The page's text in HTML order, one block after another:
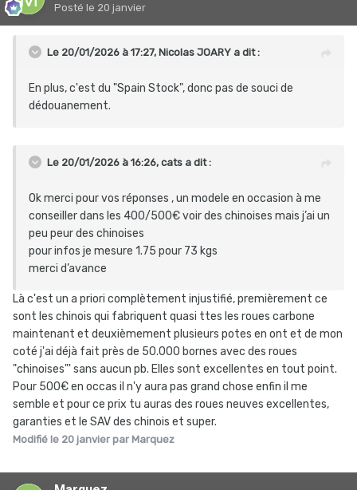
Posté le 20 janvier
Le 20/01/2026 à 17:27, Nicolas JOARY a dit :
En plus, c'est du "Spain Stock", donc pas de souci de
dédouanement.
Le 20/01/2026 à 16:26, cats a dit :
Ok merci pour vos réponses , un modele en occasion à me
conseiller dans les 400/500€ voir des chinoises mais j’ai un
peu peur des chinoises
pour infos je mesure 1.75 pour 73 kgs
merci d’avance
Là c'est un a priori complètement injustifié, premièrement ce
sont les chinois qui fabriquent quasi ttes les roues carbone
maintenant et deuxièmement plusieurs potes en ont et de mon
coté j'ai déjà fait près de 50.000 bornes avec des roues
"chinoises"' sans aucun pb. Elles sont excellentes en tout point.
Pour 500€ en occas il n'y aura pas grand chose enfin il me
semble et pour ce prix tu auras des roues neuves excellentes,
garanties et le SAV des chinois et super.
Modifié le 20 janvier par Marquez